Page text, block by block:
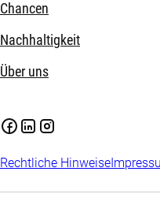
Chancen
Nachhaltigkeit
Über uns
Rechtliche Hinweise